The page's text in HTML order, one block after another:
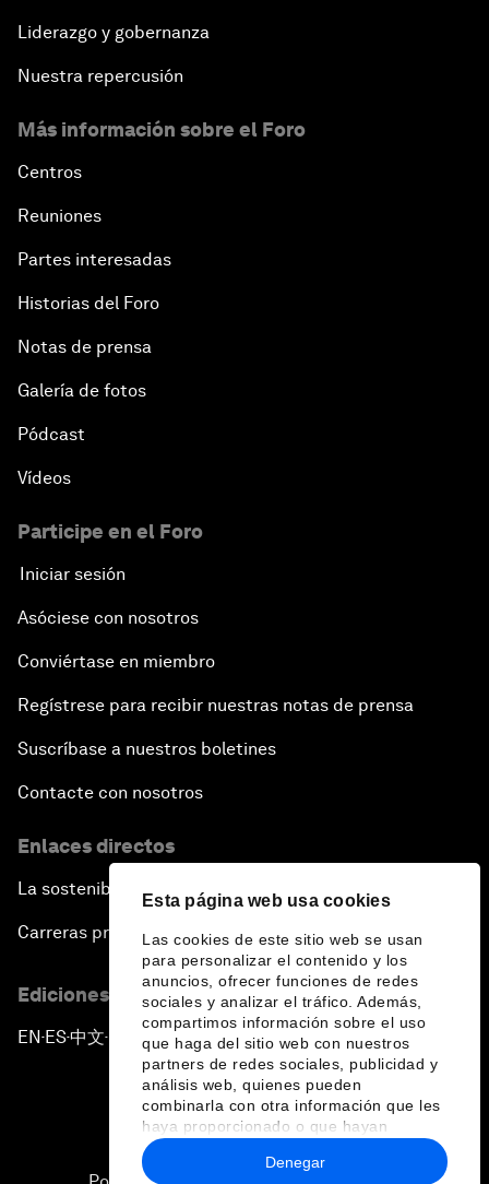
Esta página web usa cookies
Las cookies de este sitio web se usan
para personalizar el contenido y los
anuncios, ofrecer funciones de redes
sociales y analizar el tráfico. Además,
compartimos información sobre el uso
que haga del sitio web con nuestros
partners de redes sociales, publicidad y
análisis web, quienes pueden
combinarla con otra información que les
haya proporcionado o que hayan
recopilado a partir del uso que haya
hecho de sus servicios.
Denegar
Liderazgo y gobernanza
Nuestra repercusión
Más información sobre el Foro
Centros
Reuniones
Partes interesadas
Historias del Foro
Notas de prensa
Galería de fotos
Pódcast
Vídeos
Participe en el Foro
Iniciar sesión
Asóciese con nosotros
Conviértase en miembro
Regístrese para recibir nuestras notas de prensa
Suscríbase a nuestros boletines
Contacte con nosotros
Enlaces directos
La sostenibilidad en el Foro
Carreras profesionales
Ediciones en otros idiomas
EN ▪ES▪中文▪ 日本語